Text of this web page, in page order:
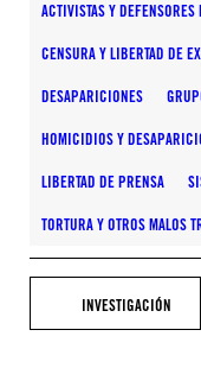
ACTIVISTAS Y
CENSURA Y LIBERTAD DE
DESAPARICIONES
HOMICIDIOS Y
LIBERTAD DE PRENSA
TORTURA Y OTROS MALOS
INVESTIGACIÓN